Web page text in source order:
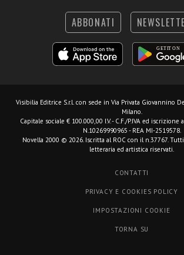
ABBONATI
Visibilia Editrice S.r.l. con sede in Via Privata Giovannino
Milano.
Capitale sociale € 100.000,00 I.V. - C.F./P.IVA ed iscrizione
N.10269990965 - REA MI-2519578.
Novella 2000 © 2026. Iscritta al ROC con il n.37767.
letteraria ed artistica riservati.
CONTATTI
PRIVACY E COOKIES POLICY
IMPOSTAZIONI COOKIE
TORNA SU